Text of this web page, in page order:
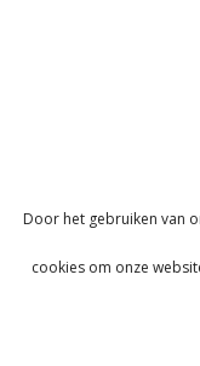
Door het gebruiken van
cookies om onze